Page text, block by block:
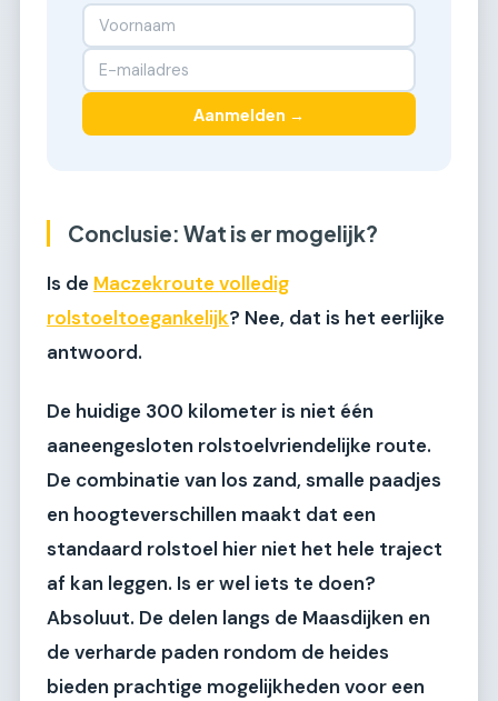
Aanmelden →
Conclusie: Wat is er mogelijk?
Is de Maczekroute volledig
rolstoeltoegankelijk? Nee, dat is het eerlijke
antwoord.
De huidige 300 kilometer is niet één
aaneengesloten rolstoelvriendelijke route.
De combinatie van los zand, smalle paadjes
en hoogteverschillen maakt dat een
standaard rolstoel hier niet het hele traject
af kan leggen. Is er wel iets te doen?
Absoluut. De delen langs de Maasdijken en
de verharde paden rondom de heides
bieden prachtige mogelijkheden voor een